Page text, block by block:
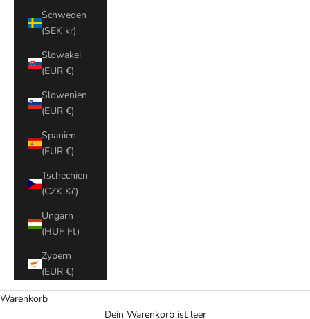
Schweden
(SEK kr)
Slowakei
(EUR €)
Slowenien
(EUR €)
Spanien
(EUR €)
Tschechien
(CZK Kč)
Ungarn
(HUF Ft)
Zypern
(EUR €)
Warenkorb
Dein Warenkorb ist leer